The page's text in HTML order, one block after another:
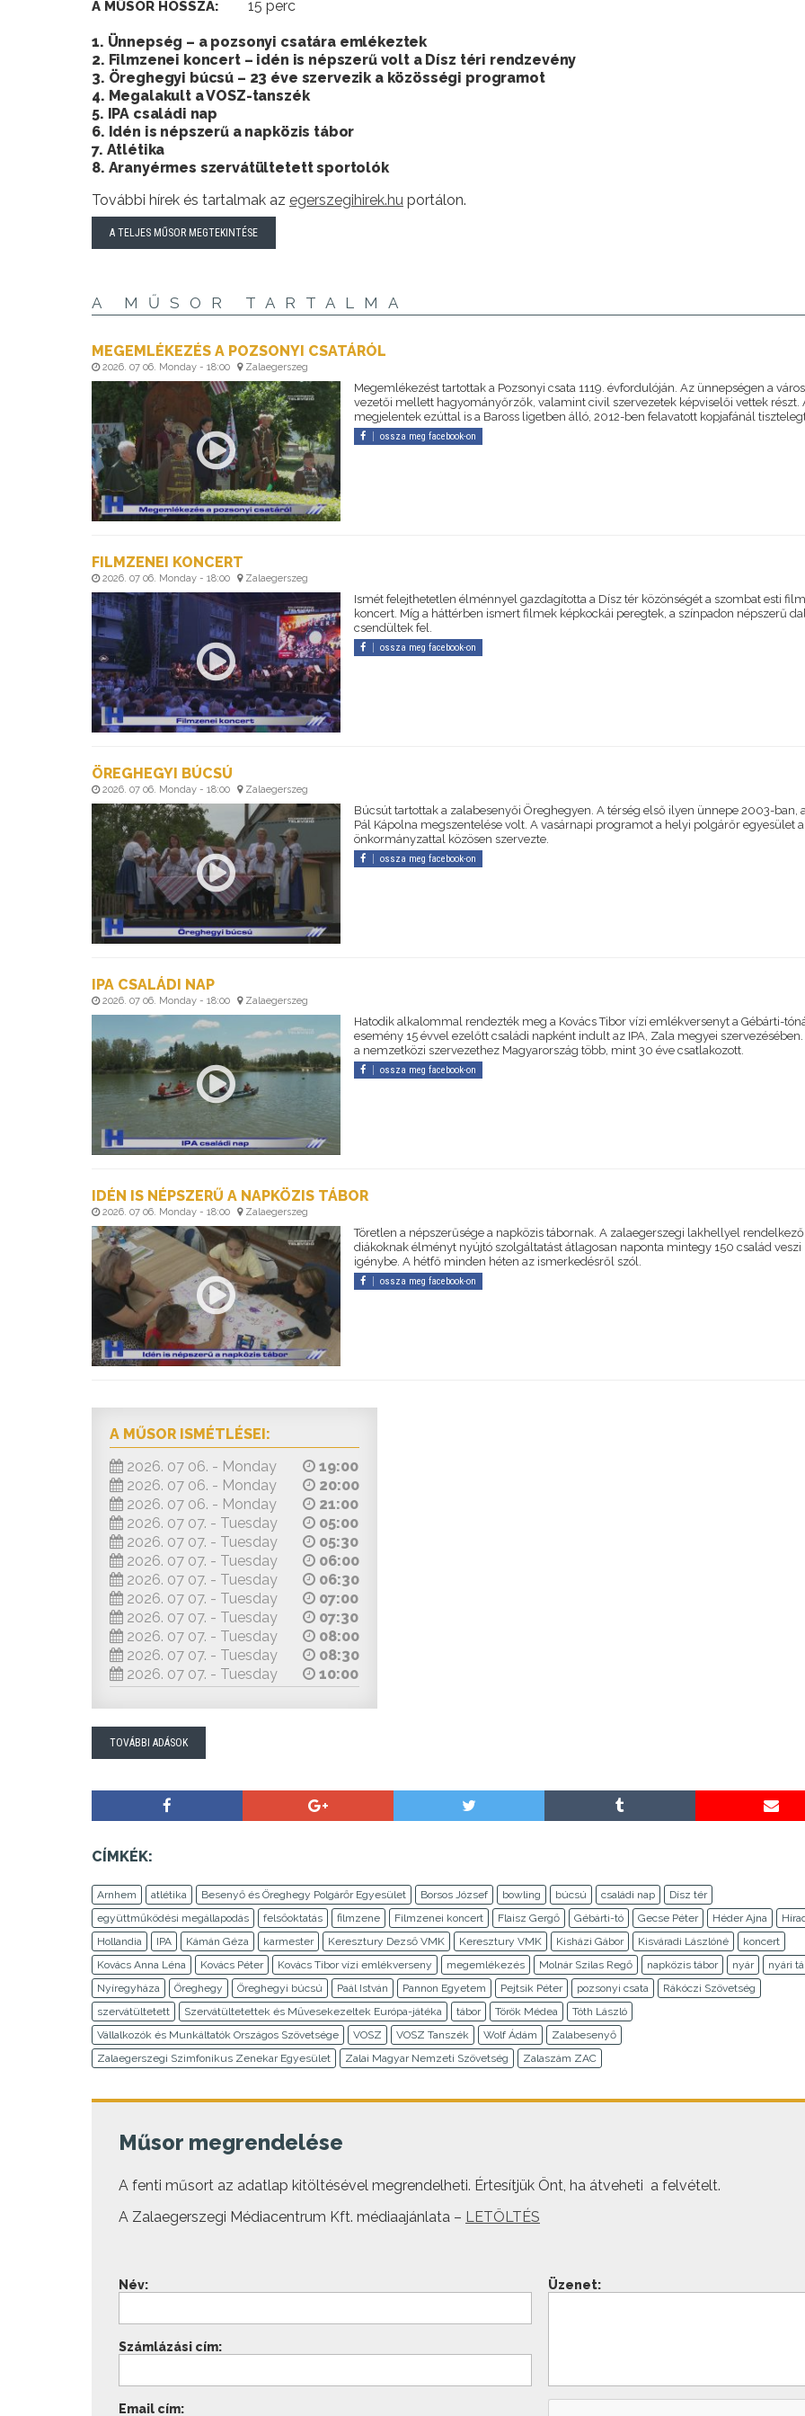
A MŰSOR HOSSZA: 15 perc
1. Ünnepség – a pozsonyi csatára emlékeztek
2. Filmzenei koncert – idén is népszerű volt a Dísz téri rendzevény
3. Öreghegyi búcsú – 23 éve szervezik a közösségi programot
4. Megalakult a VOSZ-tanszék
5. IPA családi nap
6. Idén is népszerű a napközis tábor
7. Atlétika
8. Aranyérmes szervátültetett sportolók
További hírek és tartalmak az egerszegihirek.hu portálon.
A TELJES MŰSOR MEGTEKINTÉSE
A MŰSOR TARTALMA
MEGEMLÉKEZÉS A POZSONYI CSATÁRÓL
2026. 07 06. Monday - 18:00 Zalaegerszeg
Megemlékezést tartottak a Pozsonyi csata 1119. évfordulóján. Az ünnepségen a város
vezetői mellett hagyományőrzők, valamint civil szervezetek képviselői vettek részt.
megjelentek ezúttal is a Baross ligetben álló, 2012-ben felavatott kopjafánál
ossza meg facebook-on
FILMZENEI KONCERT
2026. 07 06. Monday - 18:00 Zalaegerszeg
Ismét felejthetetlen élménnyel gazdagította a Dísz tér közönségét a szombat esti
koncert. Míg a háttérben ismert filmek képkockái peregtek, a színpadon népszerű
csendültek fel.
ossza meg facebook-on
ÖREGHEGYI BÚCSÚ
2026. 07 06. Monday - 18:00 Zalaegerszeg
Búcsút tartottak a zalabesenyői Öreghegyen. A térség első ilyen ünnepe 2003-ban,
Pál Kápolna megszentelése volt. A vasárnapi programot a helyi polgárőr egyesület
önkormányzattal közösen szervezte.
ossza meg facebook-on
IPA CSALÁDI NAP
2026. 07 06. Monday - 18:00 Zalaegerszeg
Hatodik alkalommal rendezték meg a Kovács Tibor vízi emlékversenyt a Gébárti-
esemény 15 évvel ezelőtt családi napként indult az IPA, Zala megyei
a nemzetközi szervezethez Magyarország több, mint 30 éve csatlakozott.
ossza meg facebook-on
IDÉN IS NÉPSZERŰ A NAPKÖZIS TÁBOR
2026. 07 06. Monday - 18:00 Zalaegerszeg
Töretlen a népszerűsége a napközis tábornak. A zalaegerszegi lakhellyel rendelkező
diákoknak élményt nyújtó szolgáltatást átlagosan naponta mintegy 150 család veszi
igénybe. A hétfő minden héten az ismerkedésről szól.
ossza meg facebook-on
A MŰSOR ISMÉTLÉSEI:
2026. 07 06. - Monday
19:00
2026. 07 06. - Monday
20:00
2026. 07 06. - Monday
21:00
2026. 07 07. - Tuesday
05:00
2026. 07 07. - Tuesday
05:30
2026. 07 07. - Tuesday
06:00
2026. 07 07. - Tuesday
06:30
2026. 07 07. - Tuesday
07:00
2026. 07 07. - Tuesday
07:30
2026. 07 07. - Tuesday
08:00
2026. 07 07. - Tuesday
08:30
2026. 07 07. - Tuesday
10:00
TOVÁBBI ADÁSOK
CÍMKÉK:
Arnhem atlétika Besenyő és Öreghegy Polgárőr Egyesület Borsos József bowling búcsú családi nap
Dísz tér
együttműködési megállapodás
felsőoktatás filmzene Filmzenei koncert Flaisz Gergő Gébárti-tó Gecse Péter Héder Ajna
Hollandia
IPA Kámán Géza karmester Keresztury Dezső VMK Keresztury VMK Kisházi Gábor Kisváradi Lászlóné
koncert
Kovács Anna Léna
Kovács Péter Kovács Tibor vízi emlékverseny megemlékezés Molnár Szilas Regő napközis tábor nyár
nyári
Nyíregyháza
Öreghegy Öreghegyi búcsú Paál István Pannon Egyetem Pejtsik Péter pozsonyi csata
Rákóczi Szövetség
szervátültetett
Szervátültetettek és Művesekezeltek Európa-játéka tábor Török Médea
Tóth László
Vállalkozók és Munkáltatók Országos Szövetsége
VOSZ VOSZ Tanszék Wolf Ádám
Zalabesenyő
Zalaegerszegi Szimfonikus Zenekar Egyesület
Zalai Magyar Nemzeti Szövetség Zalaszám ZAC
Műsor megrendelése
A fenti műsort az adatlap kitöltésével megrendelheti. Értesítjük Önt, ha átveheti a felvételt.
A Zalaegerszegi Médiacentrum Kft. médiaajánlata – LETÖLTÉS
Név:
Számlázási cím:
Email cím:
Üzenet: